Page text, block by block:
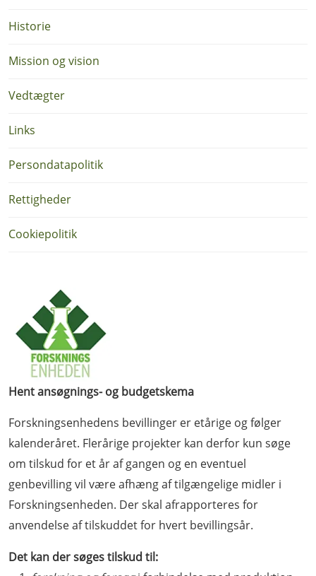
Historie
Mission og vision
Vedtægter
Links
Persondatapolitik
Rettigheder
Cookiepolitik
Hent ansøgnings- og budgetskema
Forskningsenhedens bevillinger er etårige og følger
kalenderåret. Flerårige projekter kan derfor kun søge
om tilskud for et år af gangen og en eventuel
genbevilling vil være afhæng af tilgængelige midler i
Forskningsenheden. Der skal afrapporteres for
anvendelse af tilskuddet for hvert bevillingsår.
Det kan der søges tilskud til: